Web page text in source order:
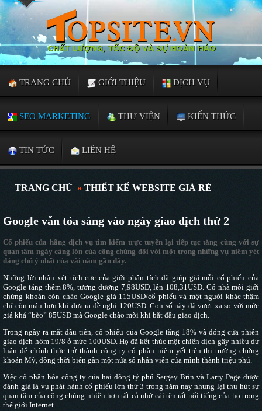
TRANG CHỦ GIỚI THIỆU DỊCH VỤ
SEO MARKETING THƯ VIỆN KIẾN THỨC
TIN TỨC LIÊN HỆ
TRANG CHỦ » THIẾT KẾ WEBSITE GIÁ RẺ
Google vẫn tỏa sáng vào ngày giao dịch thứ 2
Cổ phiếu của hãng dịch vụ tìm kiếm trực tuyến lại tiếp tục tăng cùng với sự
quan tâm ngày càng lớn của công chúng đối với một trong những vụ niêm yết
đáng chú ý nhất của vài năm gần đây.
Những lời nhận xét tích cực của giới phân tích đã giúp giá mỗi cổ phiếu của
Google tăng thêm 8%, tương đương 7,98USD, lên 108,31USD. Có nhà môi giới
chứng khoán còn chào Google giá 115USD/cổ phiếu và một người khác thậm
chí còn máu hơn khi đưa ra đề nghị 120USD. Con số này đã vượt xa so với mức
giá khá “bèo” 85USD mà Google chào mời khi bắt đầu giao dịch.
Trong ngày ra mắt đầu tiên, cố phiếu của Google tăng 18% và đóng cửa phiên
giao dịch hôm 19/8 ở mức 100USD. Họ đã kết thúc một chiến dịch gây nhiều dư
luận để chính thức trở thành công ty cổ phần niêm yết trên thị trường chứng
khoán Mỹ, đồng thời biến gần một nửa số nhân viên của mình thành triệu phú.
Việc cổ phần hóa công ty của hai đồng tỷ phú Sergey Brin và Larry Page được
đánh giá là vụ phát hành cổ phiếu lớn thứ 3 trong năm nay nhưng lại thu hút sự
quan tâm của công chúng nhiều hơn tất cả nhờ cái tên rất nổi tiếng của họ trong
thế giới Internet.